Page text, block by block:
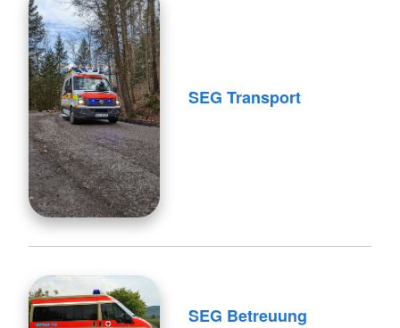
SEG Transport
SEG Betreuung